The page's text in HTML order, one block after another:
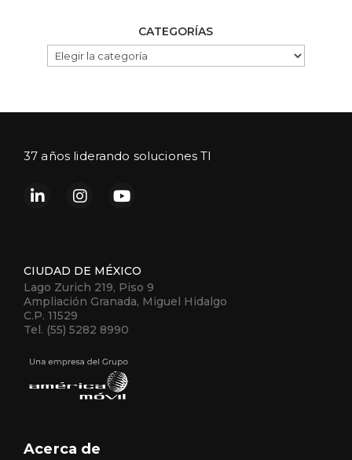
CATEGORÍAS
CATEGORÍAS
37 años liderando soluciones TI
CIUDAD DE MÉXICO
Lago Zurich 219, Piso 9
Ampliación Granada, Miguel Hidalgo
C.P. 11529
Tel. (55) 5282 8990
Acerca de